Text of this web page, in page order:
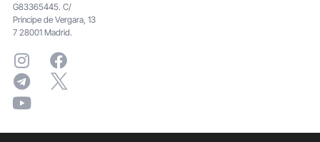
G83365445. C/
Principe de Vergara, 13
7 28001 Madrid.